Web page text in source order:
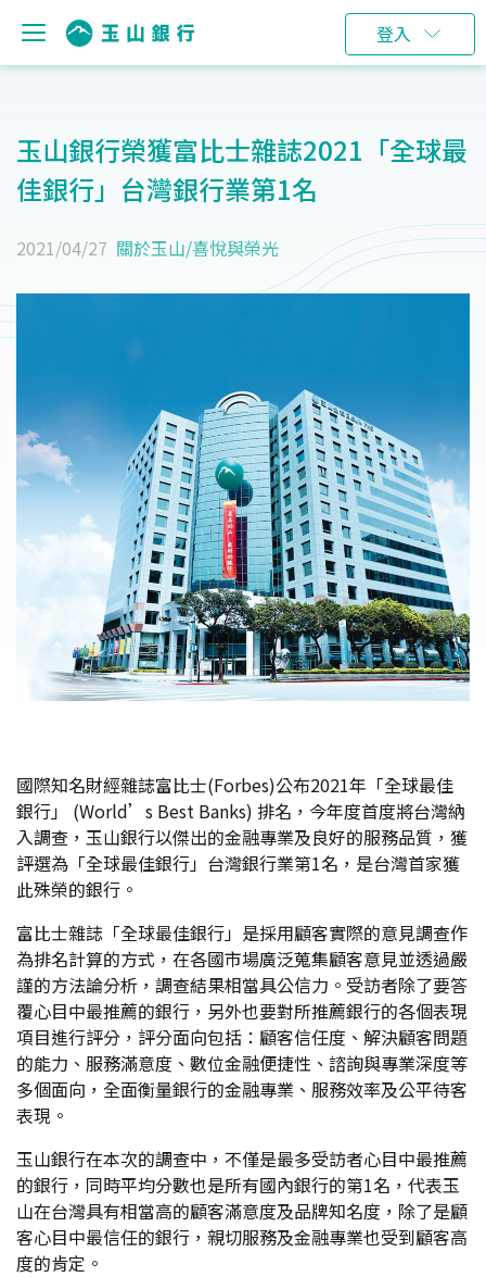
登入
玉山銀行榮獲富比士雜誌2021「全球最
佳銀行」台灣銀行業第1名
2021/04/27 關於玉山/喜悅與榮光
國際知名財經雜誌富比士(Forbes)公布2021年「全球最佳
銀行」 (World’s Best Banks) 排名，今年度首度將台灣納
入調查，玉山銀行以傑出的金融專業及良好的服務品質，獲
評選為「全球最佳銀行」台灣銀行業第1名，是台灣首家獲
此殊榮的銀行。
富比士雜誌「全球最佳銀行」是採用顧客實際的意見調查作
為排名計算的方式，在各國市場廣泛蒐集顧客意見並透過嚴
謹的方法論分析，調查結果相當具公信力。受訪者除了要答
覆心目中最推薦的銀行，另外也要對所推薦銀行的各個表現
項目進行評分，評分面向包括：顧客信任度、解決顧客問題
的能力、服務滿意度、數位金融便捷性、諮詢與專業深度等
多個面向，全面衡量銀行的金融專業、服務效率及公平待客
表現。
玉山銀行在本次的調查中，不僅是最多受訪者心目中最推薦
的銀行，同時平均分數也是所有國內銀行的第1名，代表玉
山在台灣具有相當高的顧客滿意度及品牌知名度，除了是顧
客心目中最信任的銀行，親切服務及金融專業也受到顧客高
度的肯定。